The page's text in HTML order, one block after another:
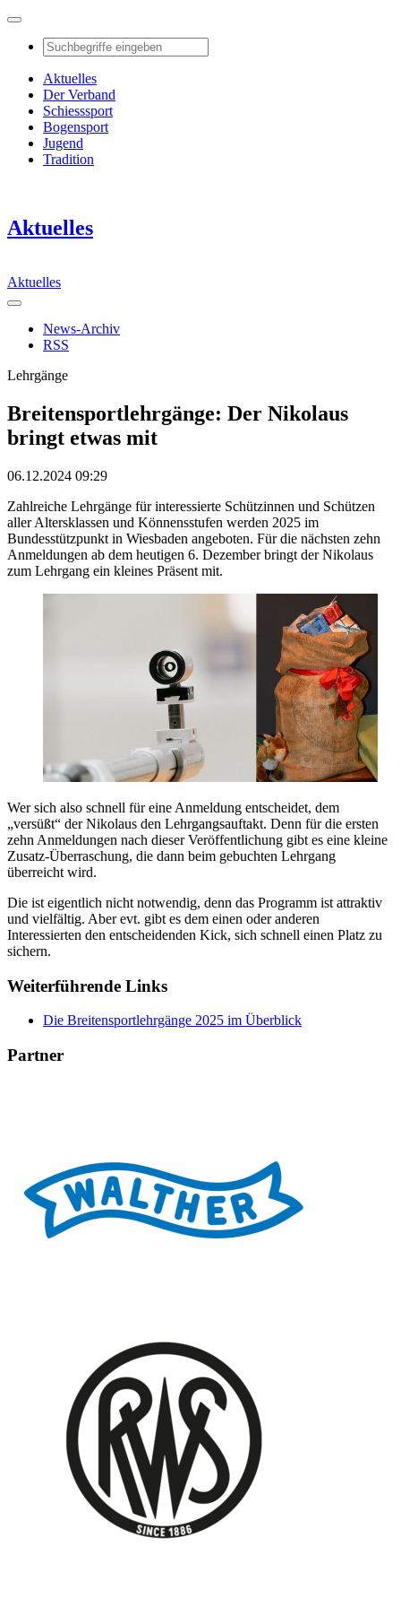
Aktuelles
Der Verband
Schiesssport
Bogensport
Jugend
Tradition
Aktuelles
Aktuelles
News-Archiv
RSS
Lehrgänge
Breitensportlehrgänge: Der Nikolaus
bringt etwas mit
06.12.2024 09:29
Zahlreiche Lehrgänge für interessierte Schützinnen und Schützen
aller Altersklassen und Könnensstufen werden 2025 im
Bundesstützpunkt in Wiesbaden angeboten. Für die nächsten zehn
Anmeldungen ab dem heutigen 6. Dezember bringt der Nikolaus
zum Lehrgang ein kleines Präsent mit.
Wer sich also schnell für eine Anmeldung entscheidet, dem
„versüßt“ der Nikolaus den Lehrgangsauftakt. Denn für die ersten
zehn Anmeldungen nach dieser Veröffentlichung gibt es eine kleine
Zusatz-Überraschung, die dann beim gebuchten Lehrgang
überreicht wird.
Die ist eigentlich nicht notwendig, denn das Programm ist attraktiv
und vielfältig. Aber evt. gibt es dem einen oder anderen
Interessierten den entscheidenden Kick, sich schnell einen Platz zu
sichern.
Weiterführende Links
Die Breitensportlehrgänge 2025 im Überblick
Partner